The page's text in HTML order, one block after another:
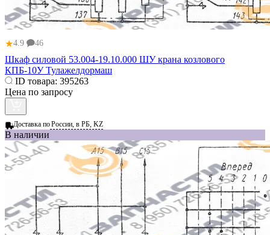
★4.9 46
Шкаф силовой 53.004-19.10.000 ШУ крана козлового
КПБ-10У Тулажелдормаш
ID товара: 395263
Цена по запросу
Доставка поРоссии, в РБ, KZ
В наличии